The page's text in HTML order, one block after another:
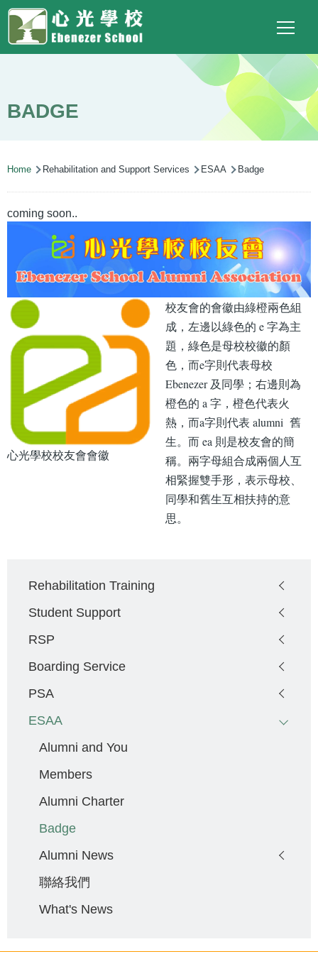
Skip to main content
Top
Social
Link
(ENG)
Language
switcher
Main
navigation
BADGE
Breadcrumb
Home Rehabilitation and Support Services ESAA Badge
coming soon..
心光學校校友會會徽
校友會的會徽由綠橙兩色組
成，左邊以綠色的 e 字為主
題，綠色是母校校徽的顏
色，而e字則代表母校
Ebenezer 及同學；右邊則為
橙色的 a 字，橙色代表火
熱，而a字則代表 alumni 舊
生。而 ea 則是校友會的簡
稱。兩字母組合成兩個人互
相緊握雙手形，表示母校、
同學和舊生互相扶持的意
思。
navigation
Rehabilitation Training
Student Support
RSP
Boarding Service
PSA
ESAA
Alumni and You
Members
Alumni Charter
Badge
Alumni News
聯絡我們
What's News